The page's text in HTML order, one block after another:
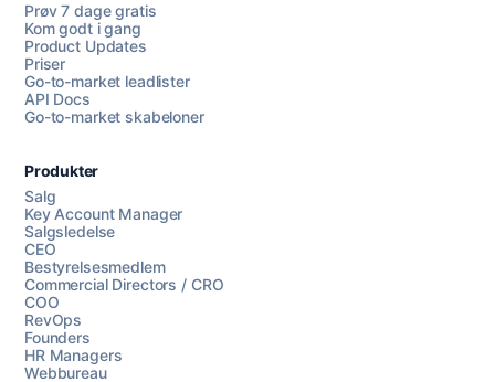
Prøv 7 dage gratis
Kom godt i gang
Product Updates
Priser
Go-to-market leadlister
API Docs
Go-to-market skabeloner
Produkter
Salg
Key Account Manager
Salgsledelse
CEO
Bestyrelsesmedlem
Commercial Directors / CRO
COO
RevOps
Founders
HR Managers
Webbureau